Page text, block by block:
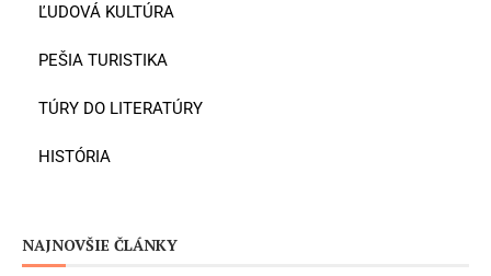
ĽUDOVÁ KULTÚRA
PEŠIA TURISTIKA
TÚRY DO LITERATÚRY
HISTÓRIA
NAJNOVŠIE ČLÁNKY